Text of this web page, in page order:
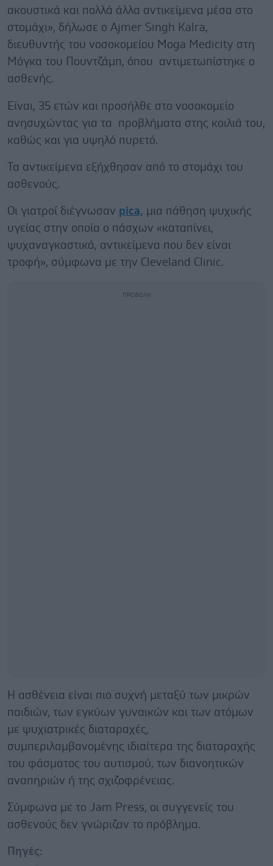
ακουστικά και πολλά άλλα αντικείμενα μέσα στο
στομάχι», δήλωσε ο Ajmer Singh Kalra,
διευθυντής του νοσοκομείου Moga Medicity στη
Μόγκα του Πουντζάμπ, όπου αντιμετωπίστηκε ο
ασθενής.
Είναι, 35 ετών και προσήλθε στο νοσοκομείο
ανησυχώντας για τα προβλήματα στης κοιλιά του,
καθώς και για υψηλό πυρετό.
Τα αντικείμενα εξήχθησαν από το στομάχι του
ασθενούς.
Οι γιατροί διέγνωσαν pica, μια πάθηση ψυχικής
υγείας στην οποία ο πάσχων «καταπίνει,
ψυχαναγκαστικά, αντικείμενα που δεν είναι
τροφή», σύμφωνα με την Cleveland Clinic.
Η ασθένεια είναι πιο συχνή μεταξύ των μικρών
παιδιών, των εγκύων γυναικών και των ατόμων
με ψυχιατρικές διαταραχές,
συμπεριλαμβανομένης ιδιαίτερα της διαταραχής
του φάσματος του αυτισμού, των διανοητικών
αναπηριών ή της σχιζοφρένειας.
Σύμφωνα με το Jam Press, οι συγγενείς του
ασθενούς δεν γνώριζαν το πρόβλημα.
Πηγές: